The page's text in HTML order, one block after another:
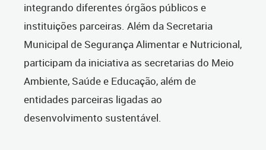
integrando diferentes órgãos públicos e
instituições parceiras. Além da Secretaria
Municipal de Segurança Alimentar e Nutricional,
participam da iniciativa as secretarias do Meio
Ambiente, Saúde e Educação, além de
entidades parceiras ligadas ao
desenvolvimento sustentável.